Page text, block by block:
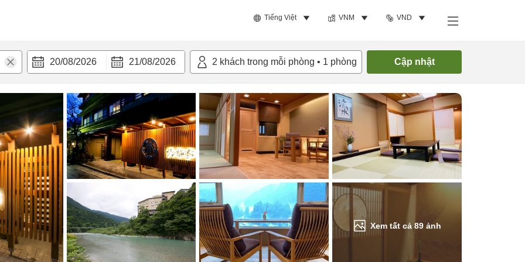
Tiếng Việt VNM VND
20/08/2026 21/08/2026 2 khách trong mỗi phòng • 1 phòng Cập nhật
Xem tất cả89 ảnh
bật Tiện nghi Tìm phòng trống